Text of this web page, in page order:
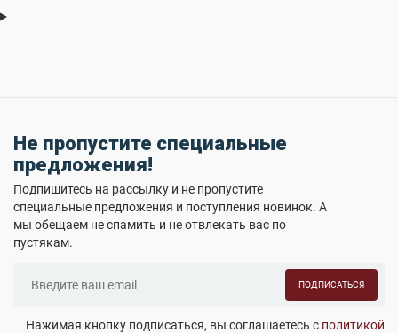
Не пропустите специальные
предложения!
Подпишитесь на рассылку и не пропустите
специальные предложения и поступления новинок. А
мы обещаем не спамить и не отвлекать вас по
пустякам.
ПОДПИСАТЬСЯ
Нажимая кнопку подписаться, вы соглашаетесь с политикой